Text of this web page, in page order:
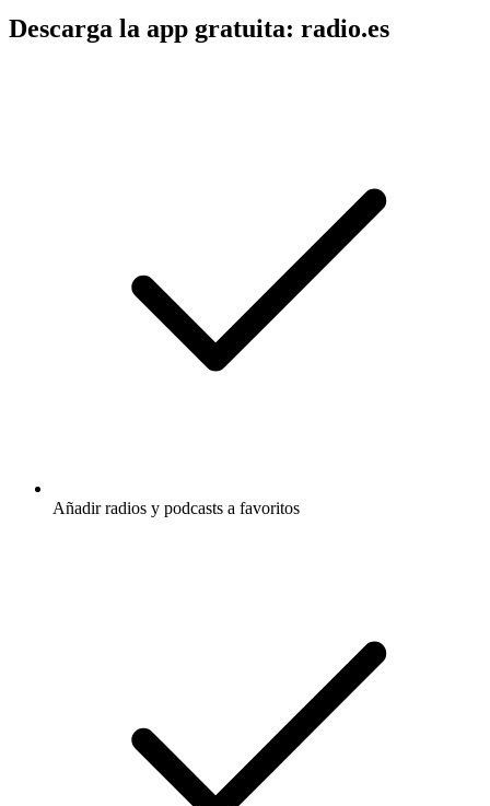
Descarga la app gratuita: radio.es
Añadir radios y podcasts a favoritos